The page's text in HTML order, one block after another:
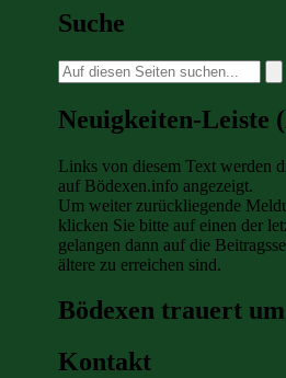
Suche
Suche
nach:
Neuigkeiten-Leiste
Links von diesem Text werden
auf Bödexen.info angezeigt.
Um weiter zurückliegende
klicken Sie bitte auf einen der
gelangen dann auf die
ältere zu erreichen sind.
Bödexen trauert um
Kontakt